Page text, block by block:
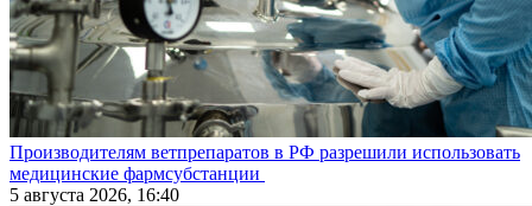
Производителям ветпрепаратов в РФ разрешили использовать
медицинские фармсубстанции
5 августа 2026, 16:40